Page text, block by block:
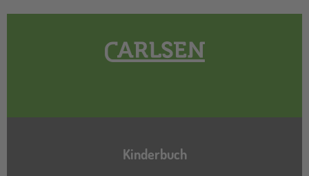
Hauptnavigation
Kinderbuch